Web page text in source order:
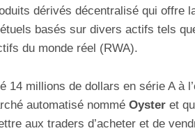
dérivés décentralisé qui offre
basés sur divers actifs tels
du monde réel (RWA).
14 millions de dollars en série A à
automatisé nommé Oyster et
aux traders d’acheter et de